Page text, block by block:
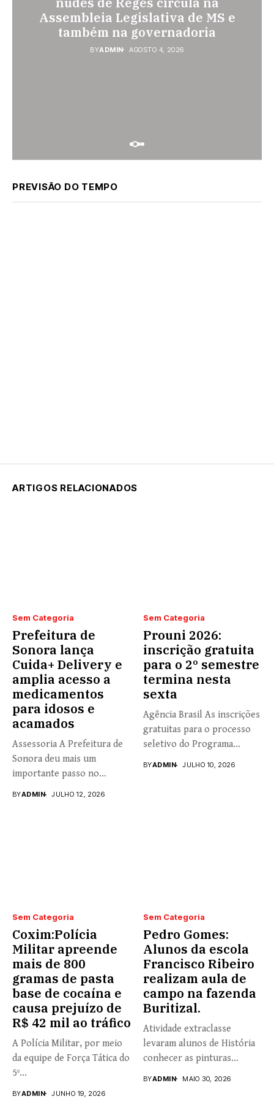
passa a custar R$ 10,70 a partir
desta quarta-feira
BYADMIN AGOSTO 4, 2026
Assembleia Legislativa de MS e
também na governadoria
BYADMIN AGOSTO 4, 2026
doméstica; dois socos na cara
dela
BYADMIN AGOSTO 3, 2026
PREVISÃO DO TEMPO
ARTIGOS RELACIONADOS
Sem Categoria
Prefeitura de
Sonora lança
Cuida+ Delivery e
amplia acesso a
medicamentos
para idosos e
acamados
Assessoria A Prefeitura de
Sonora deu mais um
importante passo no
BYADMIN JULHO 12, 2026
Sem Categoria
Prouni 2026:
inscrição gratuita
para o 2º semestre
termina nesta
sexta
Agência Brasil As inscrições
gratuitas para o processo
seletivo do Programa
BYADMIN JULHO 10, 2026
Sem Categoria
Coxim:Polícia
Militar apreende
mais de 800
gramas de pasta
base de cocaína e
causa prejuízo de
R$ 42 mil ao tráfico
A Polícia Militar, por meio
da equipe de Força Tática do
5º...
BYADMIN JUNHO 19, 2026
Sem Categoria
Pedro Gomes:
Alunos da escola
Francisco Ribeiro
realizam aula de
campo na fazenda
Buritizal.
Atividade extraclasse
levaram alunos de História
conhecer as pinturas
BYADMIN MAIO 30, 2026